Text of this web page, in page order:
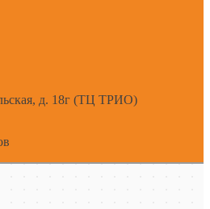
д. 18г (ТЦ ТРИО)